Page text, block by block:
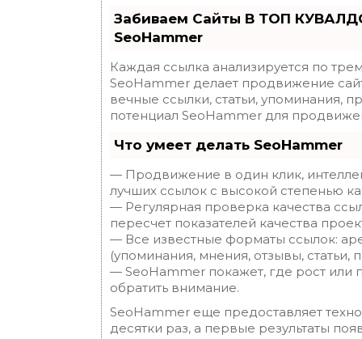
Забиваем Сайты В ТОП
SeoHammer
Каждая ссылка анализируется по
SeoHammer делает продвижение
вечные ссылки, статьи, упоминания,
потенциал SeoHammer для
Что умеет делать SeoHammer
— Продвижение в один клик,
лучших ссылок с высокой степенью
— Регулярная проверка качества
пересчет показателей качества
— Все известные форматы ссылок:
(упоминания, мнения, отзывы, статьи,
— SeoHammer покажет, где рост или
обратить внимание.
SeoHammer еще предоставляет
десятки раз, а первые результаты